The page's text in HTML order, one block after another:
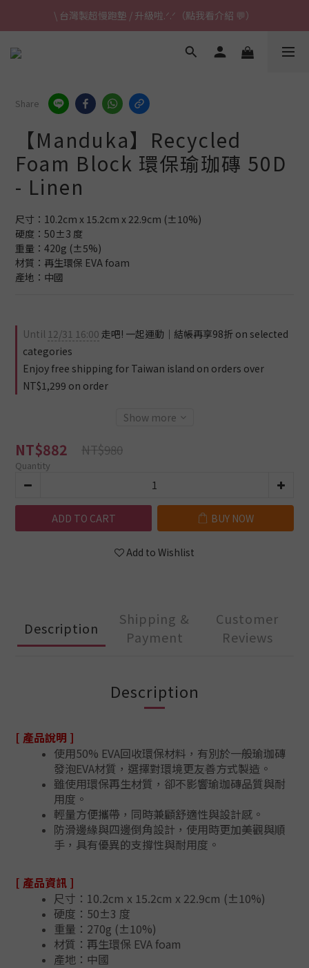
\ 台灣製超慢跑墊 / 升級啦.ᐟ.ᐟ（點我看介紹 💬）
\ 台灣製超慢跑墊 / 升級啦.ᐟ.ᐟ（點我看介紹 💬）
✈ 港澳免運｜滿HK$1,239免運 (指定商品)
Share
【Manduka】Recycled
Foam Block 環保瑜珈磚 50D
- Linen
尺寸：10.2cm x 15.2cm x 22.9cm (±10%)
硬度：50±3 度
重量：420g (±5%)
材質：再生環保 EVA foam
產地：中國
Until 12/31 16:00 走吧! 一起運動｜結帳再享98折 on selected
categories
Enjoy free shipping for Taiwan island on orders over
NT$1,299 on order
Show more
NT$882 NT$980
Quantity
ADD TO CART BUY NOW
Add to Wishlist
Description
Shipping &
Payment
Customer
Reviews
Description
[ 產品說明 ]
使用50% EVA回收環保材料，有別於一般瑜珈磚
發泡EVA材質，選擇對環境更友善方式製造。
雖使用環保再生材質，卻不影響瑜珈磚品質與耐
用度。
輕量方便攜帶，同時兼顧舒適性與設計感。
防滑邊緣與四邊倒角設計，使用時更加美觀與順
手，具有優異的支撐性與耐用度。
[ 產品資訊 ]
尺寸：10.2cm x 15.2cm x 22.9cm (±10%)
硬度：50±3 度
重量：270g (±10%)
材質：再生環保 EVA foam
產地：中國